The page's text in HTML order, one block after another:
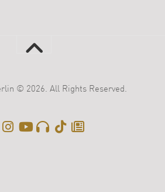
© 2026. All Rights Reserved.